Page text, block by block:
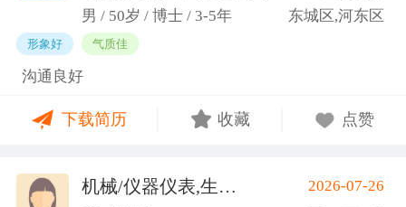
男 / 50岁 / 博士 / 3-5年
东城区,河东区
形象好 气质佳
沟通良好
下载简历 收藏 点赞
机械/仪器仪表,生产管理/研发 (高蕾)
2026-07-26